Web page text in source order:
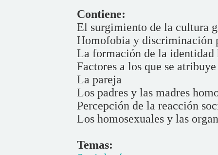
Contiene:
El surgimiento de la cultura
Homofobia y discriminación
La formación de la identidad
Factores a los que se
La pareja
Los padres y las madres
Percepción de la reacción
Los homosexuales y las
Temas: